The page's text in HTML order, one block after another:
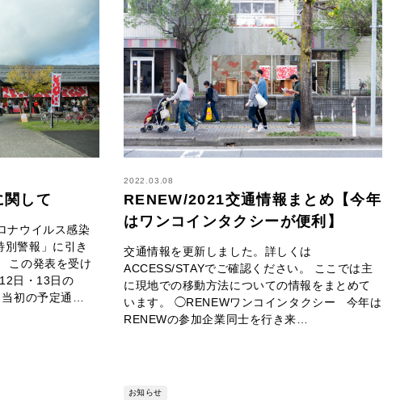
して
ナウイルス感染
警報」に引き
この発表を受け
日・13日の
当初の予定通…
2022.03.08
RENEW/2021交通情報まとめ【今年
はワンコインタクシーが便利】
交通情報を更新しました。詳しくは
ACCESS/STAYでご確認ください。 ここでは主
に現地での移動方法についての情報をまとめて
います。 ◯RENEWワンコインタクシー 今年は
RENEWの参加企業同士を行き来…
お知らせ